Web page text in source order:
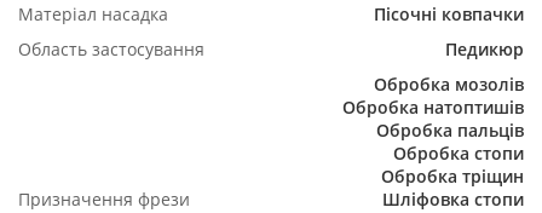
Матеріал насадка
Пісочні ковпачки
Область застосування
Педикюр
Призначення фрези
Обробка мозолів
Обробка натоптишів
Обробка пальців
Обробка стопи
Обробка тріщин
Шліфовка стопи